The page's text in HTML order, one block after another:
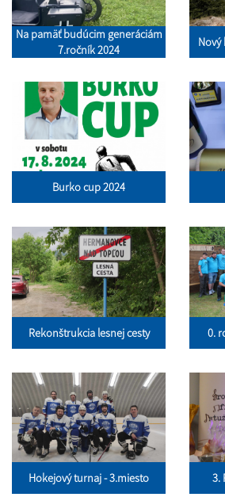
Na pamäť budúcim generáciám
7.ročník 2024
Burko cup 2024
Rekonštrukcia lesnej cesty 0.
Hokejový turnaj - 3.miesto 3.